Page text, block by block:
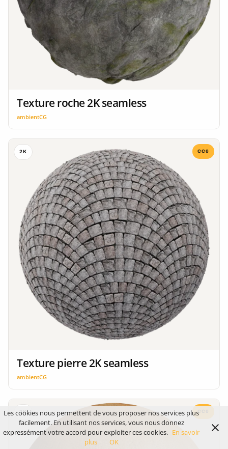
Texture roche 2K seamless
ambientCG
2K CC0
Texture pierre 2K seamless
ambientCG
2K CC0
Les cookies nous permettent de vous proposer nos services plus
facilement. En utilisant nos services, vous nous donnez
expressément votre accord pour exploiter ces cookies. En savoir
plus
OK